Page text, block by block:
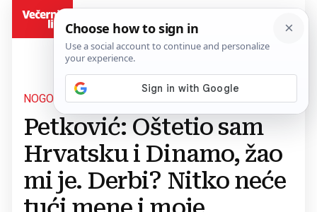
NOGOMETAŠ GODINE
Petković: Oštetio sam
Hrvatsku i Dinamo, žao
mi je. Derbi? Nitko neće